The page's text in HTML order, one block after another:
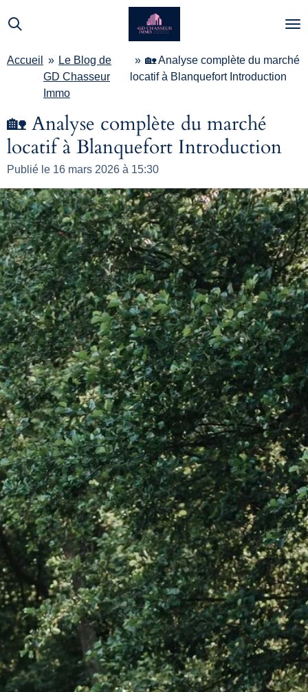
Passer
au
principal
Accueil » Le Blog de
GD Chasseur
Immo
» 🏡 Analyse complète du marché
locatif à Blanquefort Introduction
🏡 Analyse complète du marché
locatif à Blanquefort Introduction
Publié le 16 mars 2026 à 15:30